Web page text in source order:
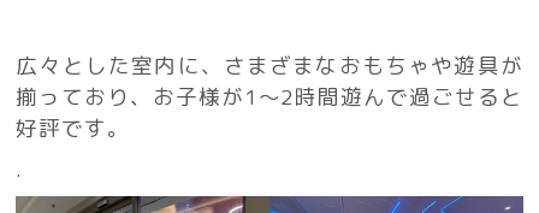
広々とした室内に、さまざまなおもちゃや遊具が
揃っており、お子様が1〜2時間遊んで過ごせると
好評です。
.